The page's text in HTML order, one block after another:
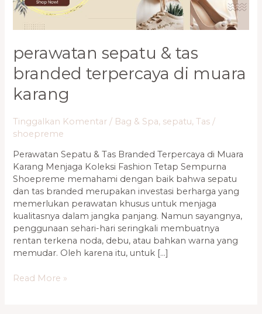
perawatan sepatu & tas
branded terpercaya di muara
karang
Tinggalkan Komentar / Bag & Spa, sepatu,Tas /
shoepreme
Perawatan Sepatu & Tas Branded Terpercaya di Muara
Karang Menjaga Koleksi Fashion Tetap Sempurna
Shoepreme memahami dengan baik bahwa sepatu
dan tas branded merupakan investasi berharga yang
memerlukan perawatan khusus untuk menjaga
kualitasnya dalam jangka panjang. Namun sayangnya,
penggunaan sehari-hari seringkali membuatnya
rentan terkena noda, debu, atau bahkan warna yang
memudar. Oleh karena itu, untuk […]
Muara
Karang
Read More »